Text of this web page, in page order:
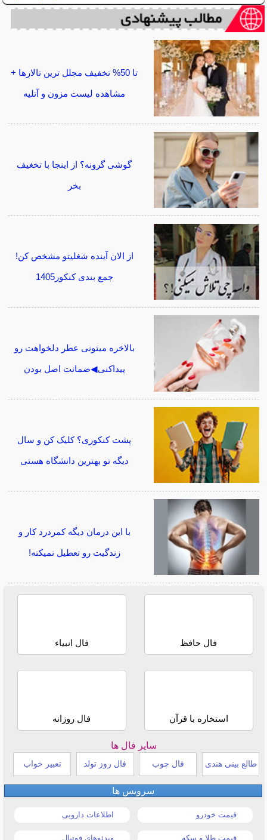
تا 50% تخفیف مجلل ترین تالارها +
مشاهده لیست مزون و آتلیه
گوشی گرونه؟ از اینجا با تخغیف
بخر
از الان آینده شغلیتو مشخص کن!
جمع بندی کنکور1405
بالاخره میتونی عطر دلخواهت رو
پیداکنی◀ضمانت اصل بودن
پشت کنکوری؟ کلیک کن و سال
دیگه تو بهترین دانشگاه هستی
با این درمان دیگه کمردرد کار و
زندگیت رو تعطیل نمیکنه!
فال حافظ فال انبیاء
استخاره با قرآن فال روزانه
سایر فال ها
طالع بینی هندی فال چوب فال روز تولد تعبیر خواب
سرویس ها
قیمت خودرو اطلاعات دارویی
قیمت طلا و سکه ویدئوهای فوتبال